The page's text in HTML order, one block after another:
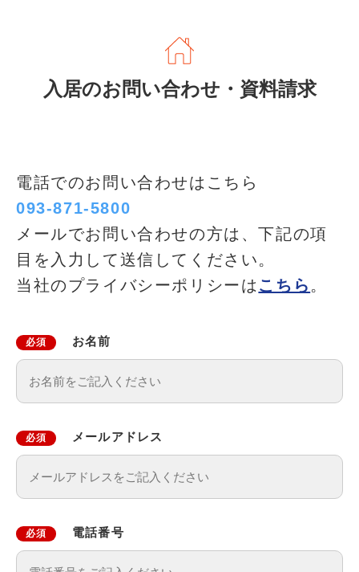
入居のお問い合わせ・資料請求
電話でのお問い合わせはこちら
093-871-5800
メールでお問い合わせの方は、下記の項
目を入力して送信してください。
当社のプライバシーポリシーは こちら 。
必須 お名前
必須 メールアドレス
必須 電話番号